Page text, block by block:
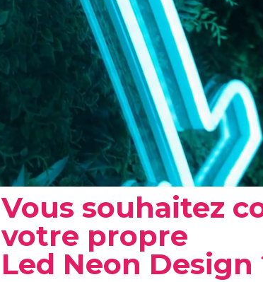
Vous souhaitez
votre propre
Led Neon Design